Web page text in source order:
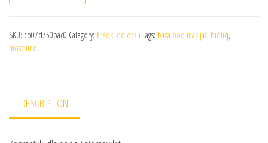
SKU: cb07d750bac0 Category: Kredki do oczu Tags: baza pod makijaż, bioliq,
moschino
DESCRIPTION